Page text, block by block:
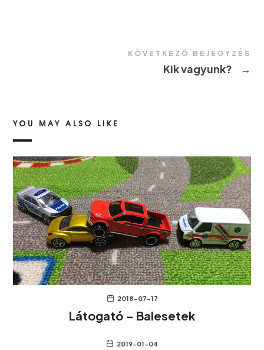
KÖVETKEZŐ BEJEGYZÉS
Kik vagyunk? →
YOU MAY ALSO LIKE
2018-07-17
Látogató – Balesetek
2019-01-04